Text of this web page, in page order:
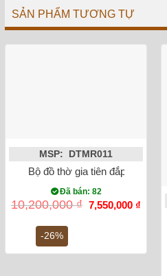
SẢN PHẨM TƯƠNG TỰ
-26%
MSP: DTMR011
Bộ đồ thờ gia tiên đắp nổi men
Đã bán: 82
10,200,000₫ Giá
gốc
7,550,000 ₫